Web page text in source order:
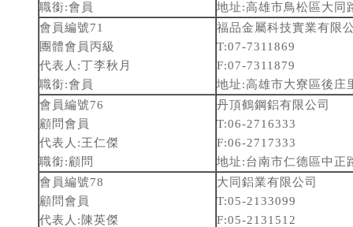
職銜:會員
地址:高雄市鳥松區大同
會員編號71
團體會員丙級
代表人:丁李秋月
職銜:會員
福品金屬科技實業有限
T:07-7311869
F:07-7311879
地址:高雄市大寮區後庄
會員編號76
顧問會員
代表人:王仁傑
職銜:顧問
丹頂鶴鋼鋁有限公司
T:06-2716333
F:06-2717333
地址:台南市仁德區中正
會員編號78
顧問會員
代表人:陳英傑
大同鋁業有限公司
T:05-2133099
F:05-2131512